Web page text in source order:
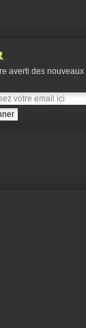
averti des nouveaux